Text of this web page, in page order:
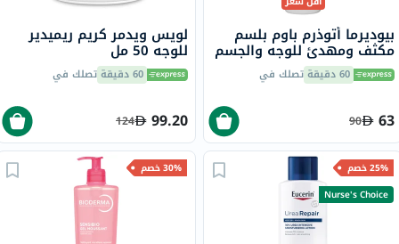
بيوديرما أتوذرم باوم بلسم
مكثف ومهدئ للوجه والجسم
500 مل 60 دقيقة تصلك في
63
90
لويس ويدمر كريم ريميدير
للوجه 50 مل
60 دقيقة تصلك في
99.20
124
25% خصم
Nurse's Choice
30% خصم